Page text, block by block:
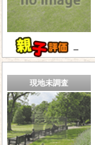
－
現地未調査